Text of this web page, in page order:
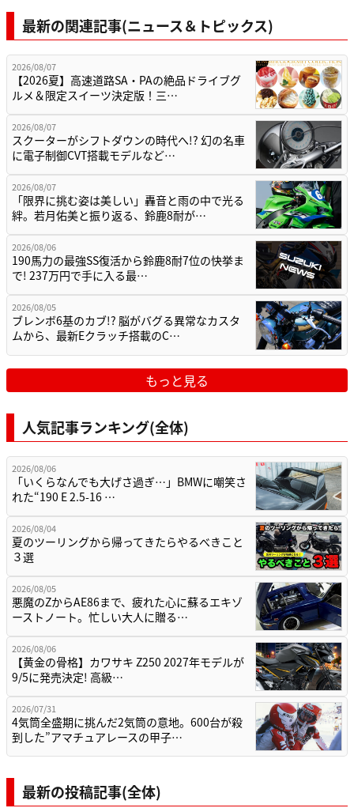
最新の関連記事(ニュース＆トピックス)
2026/08/07
【2026夏】高速道路SA・PAの絶品ドライブグ
ルメ＆限定スイーツ決定版！三…
2026/08/07
スクーターがシフトダウンの時代へ!? 幻の名車
に電子制御CVT搭載モデルなど…
2026/08/07
「限界に挑む姿は美しい」轟音と雨の中で光る
絆。若月佑美と振り返る、鈴鹿8耐が…
2026/08/06
190馬力の最強SS復活から鈴鹿8耐7位の快挙ま
で! 237万円で手に入る最…
2026/08/05
ブレンボ6基のカブ!? 脳がバグる異常なカスタ
ムから、最新Eクラッチ搭載のC…
もっと見る
人気記事ランキング(全体)
2026/08/06
「いくらなんでも大げさ過ぎ…」BMWに嘲笑さ
れた“190 E 2.5-16 …
2026/08/04
夏のツーリングから帰ってきたらやるべきこと
３選
2026/08/05
悪魔のZからAE86まで、疲れた心に蘇るエキゾ
ーストノート。忙しい大人に贈る…
2026/08/06
【黄金の骨格】カワサキ Z250 2027年モデルが
9/5に発売決定! 高級…
2026/07/31
4気筒全盛期に挑んだ2気筒の意地。600台が殺
到した”アマチュアレースの甲子…
最新の投稿記事(全体)